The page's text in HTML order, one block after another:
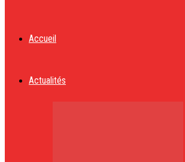
Accueil
Actualités